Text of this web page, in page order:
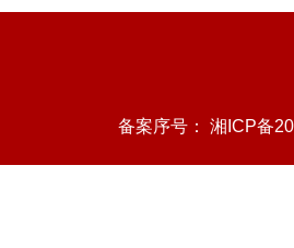
备案序号： 湘ICP备